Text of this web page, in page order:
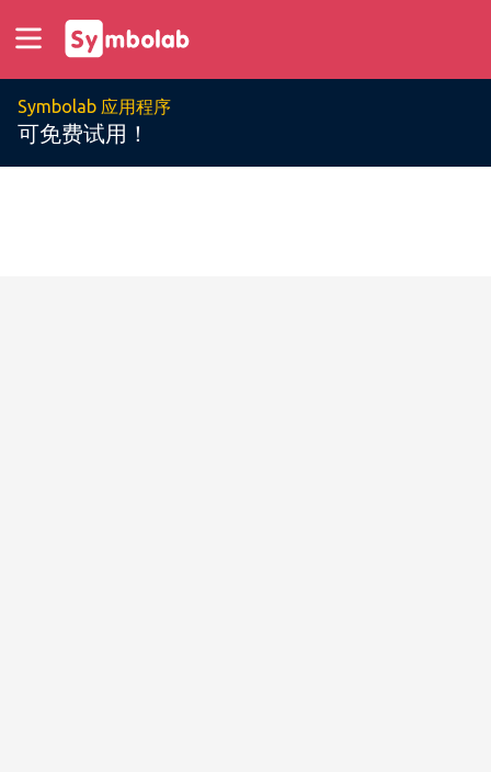
Symbolab 应用程序
可免费试用！